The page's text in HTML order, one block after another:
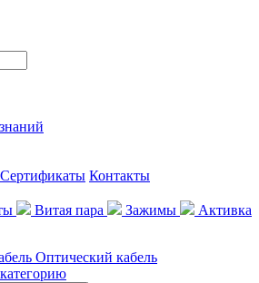
Сертификаты Контакты
Витая пара Зажимы
Активка
Оптический кабель